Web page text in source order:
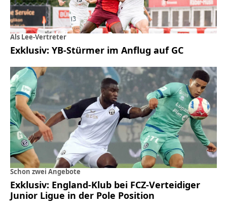
Als Lee-Vertreter
Exklusiv: YB-Stürmer im Anflug auf GC
Schon zwei Angebote
Exklusiv: England-Klub bei FCZ-Verteidiger
Junior Ligue in der Pole Position